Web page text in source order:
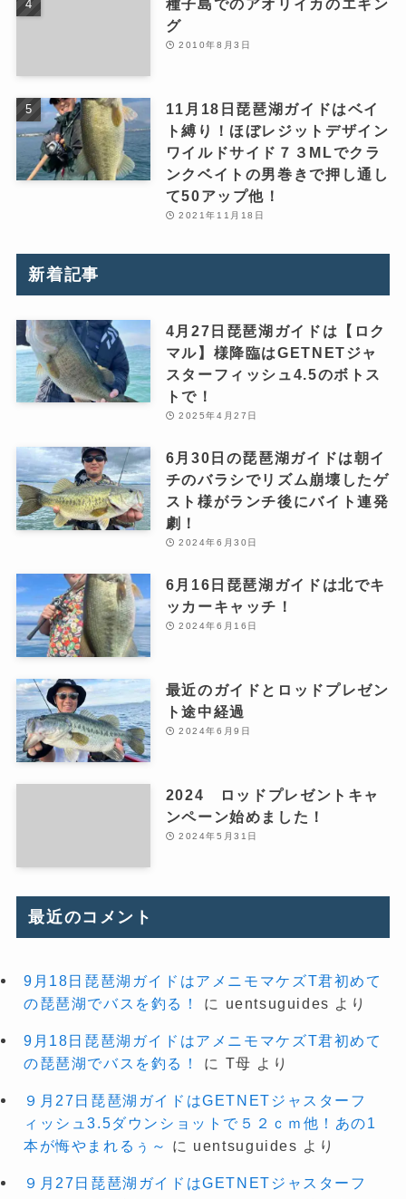
種子島でのアオリイカのエギン
グ
2010年8月3日
11月18日琵琶湖ガイドはベイ
ト縛り！ほぼレジットデザイン
ワイルドサイド７３MLでクラ
ンクベイトの男巻きで押し通し
て50アップ他！
2021年11月18日
新着記事
4月27日琵琶湖ガイドは【ロク
マル】様降臨はGETNETジャ
スターフィッシュ4.5のボトス
トで！
2025年4月27日
6月30日の琵琶湖ガイドは朝イ
チのバラシでリズム崩壊したゲ
スト様がランチ後にバイト連発
劇！
2024年6月30日
6月16日琵琶湖ガイドは北でキ
ッカーキャッチ！
2024年6月16日
最近のガイドとロッドプレゼン
ト途中経過
2024年6月9日
2024 ロッドプレゼントキャ
ンペーン始めました！
2024年5月31日
最近のコメント
9月18日琵琶湖ガイドはアメニモマケズT君初めて
の琵琶湖でバスを釣る！
に uentsuguides より
9月18日琵琶湖ガイドはアメニモマケズT君初めて
の琵琶湖でバスを釣る！
に T母 より
９月27日琵琶湖ガイドはGETNETジャスターフ
ィッシュ3.5ダウンショットで５２ｃｍ他！あの1
本が悔やまれるぅ～
に uentsuguides より
９月27日琵琶湖ガイドはGETNETジャスターフ